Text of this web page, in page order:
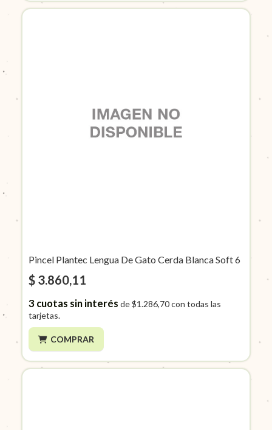
Pincel Plantec Lengua De Gato Cerda Blanca Soft 6
$ 3.860,11
3cuotas sin interés de$1.286,70con todas las
tarjetas.
COMPRAR